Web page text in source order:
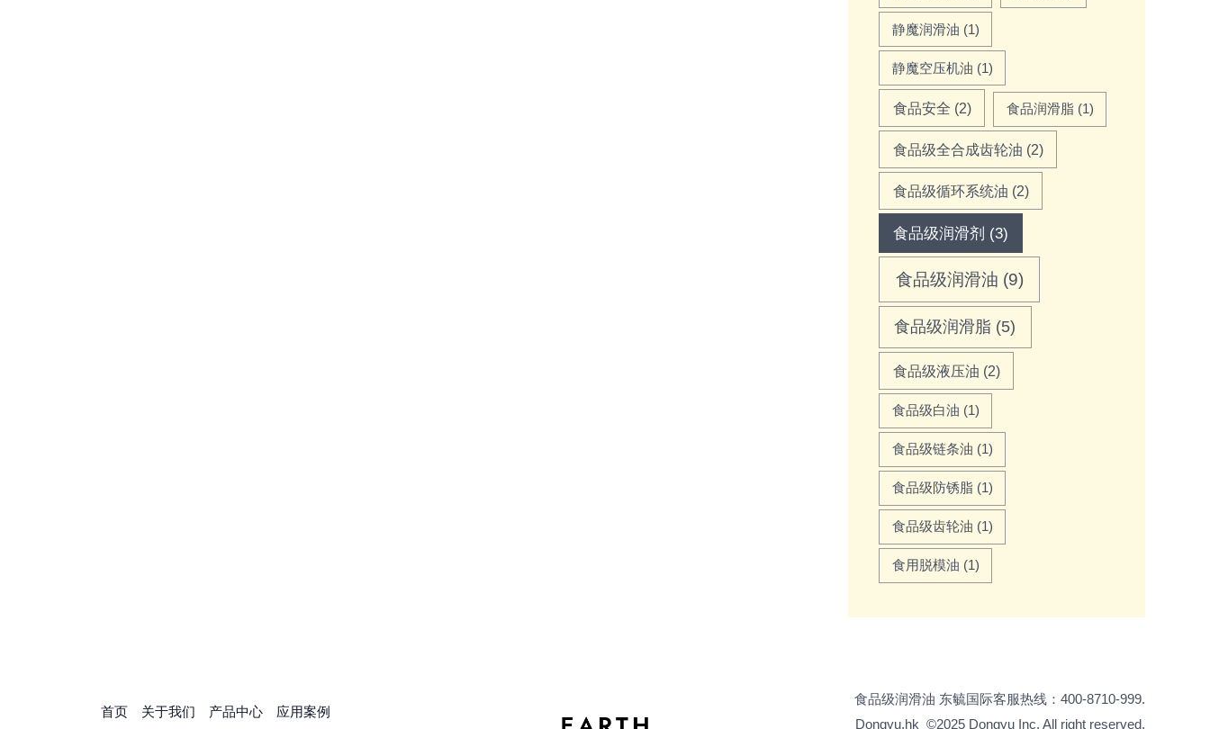
静魔润滑油 (1)
静魔空压机油 (1)
食品安全 (2) 食品润滑脂 (1)
食品级全合成齿轮油 (2)
食品级循环系统油 (2)
食品级润滑剂 (3)
食品级润滑油 (9)
食品级润滑脂 (5)
食品级液压油 (2)
食品级白油 (1)
食品级链条油 (1)
食品级防锈脂 (1)
食品级齿轮油 (1)
食用脱模油 (1)
首页 关于我们 产品中心 应用案例
食品级润滑油 东毓国际客服热线：400-8710-999.
Dongyu.hk©2025 Dongyu Inc. All right reserved.